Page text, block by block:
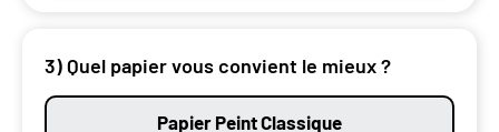
3) Quel papier vous convient le mieux ?
Papier Peint Classique